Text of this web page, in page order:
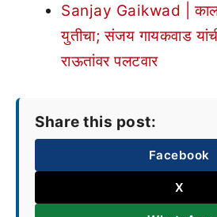
Sanjay Gaikwad |
युतीचा; संजय गायकवाड
राऊतांवर पलटवार
Share this post:
Facebook
X